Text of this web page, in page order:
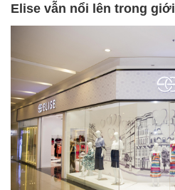
Elise vẫn nổi lên trong giới